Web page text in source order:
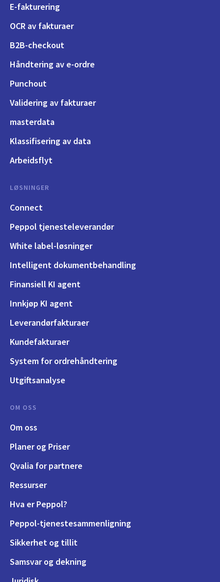
E-fakturering
OCR av fakturaer
B2B-checkout
Håndtering av e-ordre
Punchout
Validering av fakturaer
masterdata
Klassifisering av data
Arbeidsflyt
LØSNINGER
Connect
Peppol tjenesteleverandør
White label-løsninger
Intelligent dokumentbehandling
Finansiell KI agent
Innkjøp KI agent
Leverandørfakturaer
Kundefakturaer
System for ordrehåndtering
Utgiftsanalyse
OM OSS
Om oss
Planer og Priser
Qvalia for partnere
Ressurser
Hva er Peppol?
Peppol-tjenestesammenligning
Sikkerhet og tillit
Samsvar og dekning